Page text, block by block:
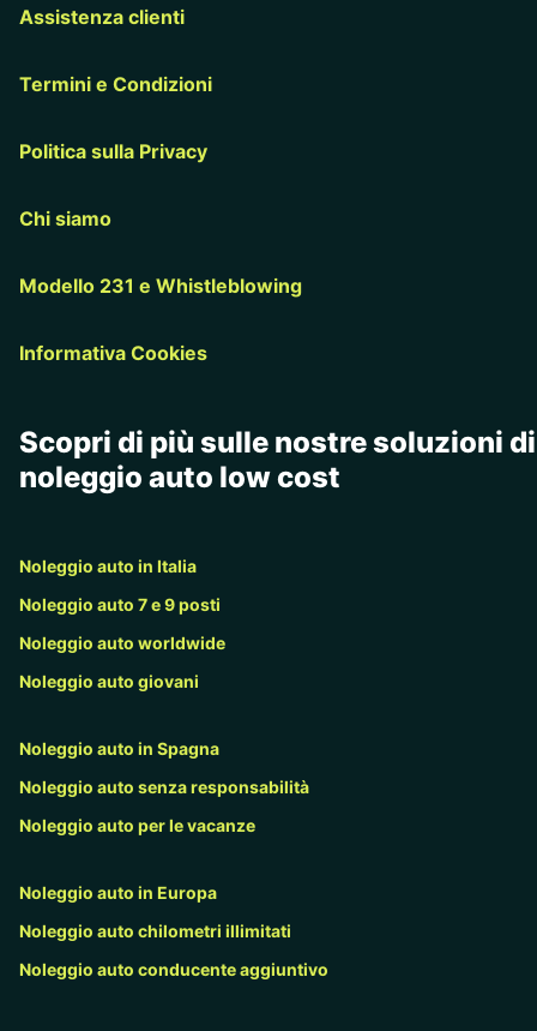
Assistenza clienti
Termini e Condizioni
Politica sulla Privacy
Chi siamo
Modello 231 e Whistleblowing
Informativa Cookies
Scopri di più sulle nostre soluzioni di
noleggio auto low cost
Noleggio auto in Italia
Noleggio auto 7 e 9 posti
Noleggio auto worldwide
Noleggio auto giovani
Noleggio auto in Spagna
Noleggio auto senza responsabilità
Noleggio auto per le vacanze
Noleggio auto in Europa
Noleggio auto chilometri illimitati
Noleggio auto conducente aggiuntivo